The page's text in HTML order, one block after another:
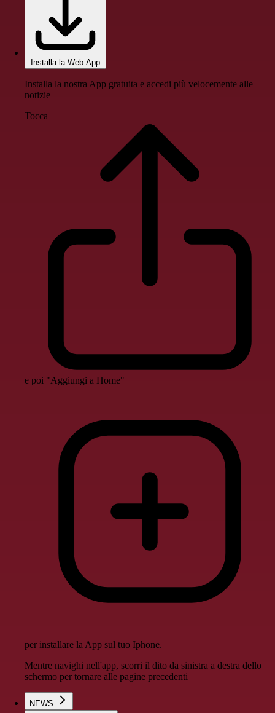
Installa la Web App
Installa la nostra App gratuita e accedi più velocemente alle
notizie
Tocca
e poi "Aggiungi a Home"
per installare la App sul tuo Iphone.
Mentre navighi nell'app, scorri il dito da sinistra a destra dello
schermo per tornare alle pagine precedenti
NEWS